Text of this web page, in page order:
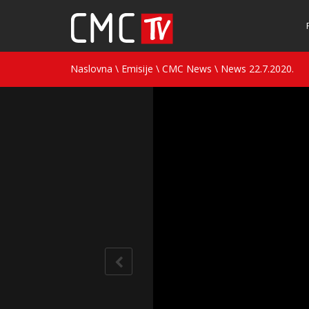
Naslovna \ Emisije \ CMC News \ News 22.7.2020.